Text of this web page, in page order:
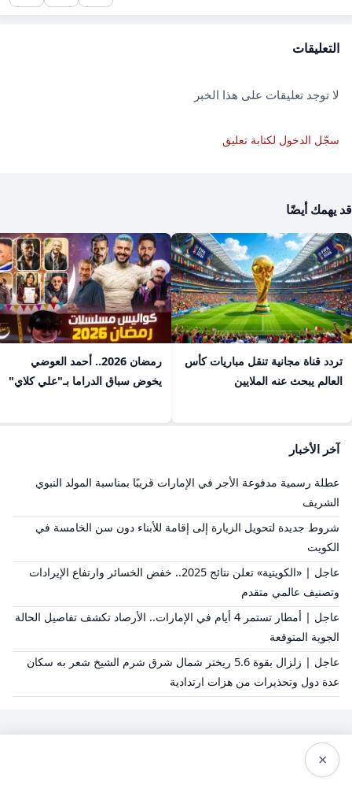
التعليقات
لا توجد تعليقات على هذا الخبر
سجّل الدخول لكتابة تعليق
قد يهمك أيضًا
تردد قناة مجانية تنقل مباريات كأس
العالم يبحث عنه الملايين
رمضان 2026.. أحمد العوضي
يخوض سباق الدراما بـ"علي كلاي"
آخر الأخبار
عطلة رسمية مدفوعة الأجر في الإمارات قريبًا بمناسبة المولد النبوي
الشريف
شروط جديدة لتحويل الزيارة إلى إقامة للأبناء دون سن الخامسة في
الكويت
عاجل | «الكويتية» تعلن نتائج 2025.. خفض الخسائر وارتفاع الإيرادات
وتصنيف عالمي متقدم
عاجل | أمطار تستمر 4 أيام في الإمارات.. الأرصاد تكشف تفاصيل الحالة
الجوية المتوقعة
عاجل | زلزال بقوة 5.6 ريختر شمال شرق شرم الشيخ شعر به سكان
عدة دول وتحذيرات من هزات ارتدادية
×